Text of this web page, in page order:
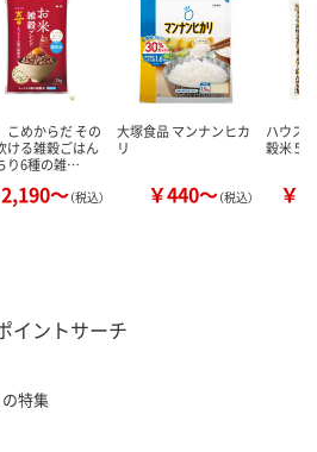
めからだ その
ける雑穀ごはん
り6種の雑…
～（税込）
大塚食品 マンナンヒカ
リ
￥440～（税込）
ハウス
穀米
￥
イントサーチ
の特集